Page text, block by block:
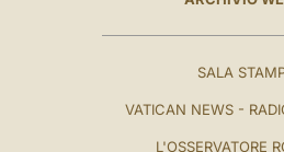
SALA
VATICAN NEWS -
L'OSSERVATORE